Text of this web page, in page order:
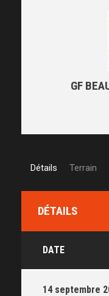
GF
Détails Terrain
DÉTAILS
DATE
14 septembre